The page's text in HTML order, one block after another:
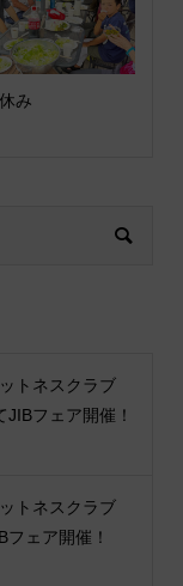
み
トネスクラブ
フェア開催！
トネスクラブ
ェア開催！